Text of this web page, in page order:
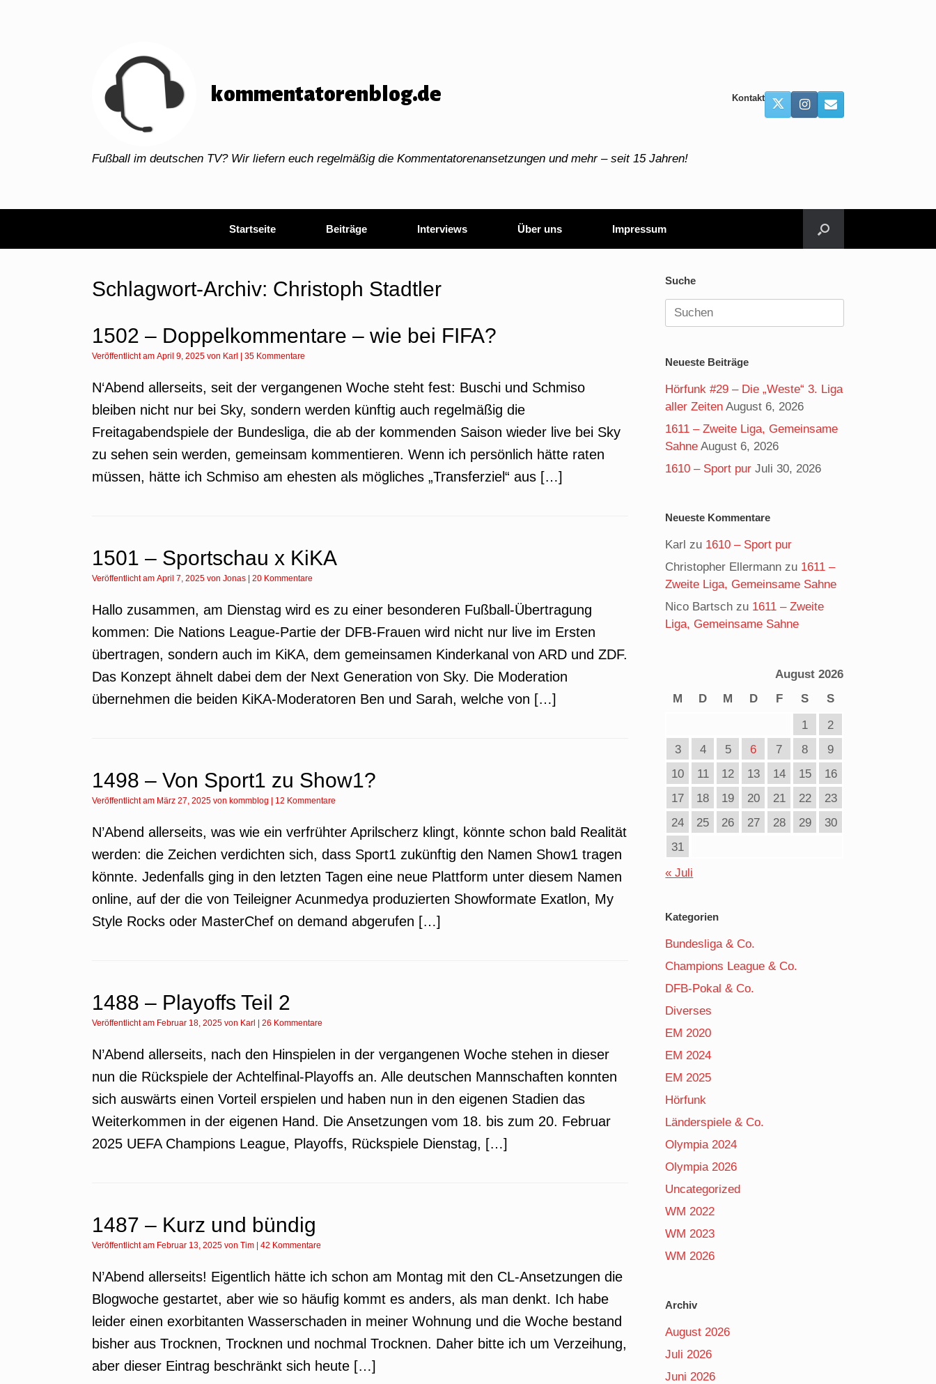
kommentatorenblog.de
Fußball im deutschen TV? Wir liefern euch regelmäßig die Kommentatorenansetzungen und mehr – seit 15 Jahren!
Kontakt
Startseite Beiträge Interviews Über uns Impressum
Schlagwort-Archiv: Christoph Stadtler
1502 – Doppelkommentare – wie bei FIFA?
Veröffentlicht am April 9, 2025 von Karl 35 Kommentare
N‘Abend allerseits, seit der vergangenen Woche steht fest: Buschi und Schmiso
bleiben nicht nur bei Sky, sondern werden künftig auch regelmäßig die
Freitagabendspiele der Bundesliga, die ab der kommenden Saison wieder live bei Sky
zu sehen sein werden, gemeinsam kommentieren. Wenn ich persönlich hätte raten
müssen, hätte ich Schmiso am ehesten als mögliches „Transferziel“ aus […]
1501 – Sportschau x KiKA
Veröffentlicht am April 7, 2025 von Jonas 20 Kommentare
Hallo zusammen, am Dienstag wird es zu einer besonderen Fußball-Übertragung
kommen: Die Nations League-Partie der DFB-Frauen wird nicht nur live im Ersten
übertragen, sondern auch im KiKA, dem gemeinsamen Kinderkanal von ARD und ZDF.
Das Konzept ähnelt dabei dem der Next Generation von Sky. Die Moderation
übernehmen die beiden KiKA-Moderatoren Ben und Sarah, welche von […]
1498 – Von Sport1 zu Show1?
Veröffentlicht am März 27, 2025 von kommblog 12 Kommentare
N’Abend allerseits, was wie ein verfrühter Aprilscherz klingt, könnte schon bald Realität
werden: die Zeichen verdichten sich, dass Sport1 zukünftig den Namen Show1 tragen
könnte. Jedenfalls ging in den letzten Tagen eine neue Plattform unter diesem Namen
online, auf der die von Teileigner Acunmedya produzierten Showformate Exatlon, My
Style Rocks oder MasterChef on demand abgerufen […]
1488 – Playoffs Teil 2
Veröffentlicht am Februar 18, 2025 von Karl 26 Kommentare
N’Abend allerseits, nach den Hinspielen in der vergangenen Woche stehen in dieser
nun die Rückspiele der Achtelfinal-Playoffs an. Alle deutschen Mannschaften konnten
sich auswärts einen Vorteil erspielen und haben nun in den eigenen Stadien das
Weiterkommen in der eigenen Hand. Die Ansetzungen vom 18. bis zum 20. Februar
2025 UEFA Champions League, Playoffs, Rückspiele Dienstag, […]
1487 – Kurz und bündig
Veröffentlicht am Februar 13, 2025 von Tim 42 Kommentare
N’Abend allerseits! Eigentlich hätte ich schon am Montag mit den CL-Ansetzungen die
Blogwoche gestartet, aber wie so häufig kommt es anders, als man denkt. Ich habe
leider einen exorbitanten Wasserschaden in meiner Wohnung und die Woche bestand
bisher aus Trocknen, Trocknen und nochmal Trocknen. Daher bitte ich um Verzeihung,
aber dieser Eintrag beschränkt sich heute […]
Suche
Suchen
nach:
Neueste Beiträge
Hörfunk #29 – Die „Weste“ 3. Liga
aller Zeiten August 6, 2026
1611 – Zweite Liga, Gemeinsame
Sahne August 6, 2026
1610 – Sport pur Juli 30, 2026
Neueste Kommentare
Karl zu 1610 – Sport pur
Christopher Ellermann zu 1611 –
Zweite Liga, Gemeinsame Sahne
Nico Bartsch zu 1611 – Zweite
Liga, Gemeinsame Sahne
August 2026
M
D M D F S
S
1
2
3
4 5 6 7 8
9
10
11 12 13 14 15
16
17
18 19 20 21 22
23
24
25 26 27 28 29
30
31
« Juli
Kategorien
Bundesliga & Co.
Champions League & Co.
DFB-Pokal & Co.
Diverses
EM 2020
EM 2024
EM 2025
Hörfunk
Länderspiele & Co.
Olympia 2024
Olympia 2026
Uncategorized
WM 2022
WM 2023
WM 2026
Archiv
August 2026
Juli 2026
Juni 2026